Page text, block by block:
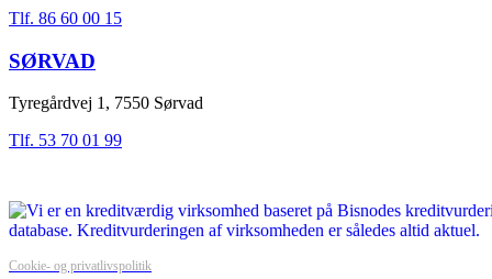
Tlf. 86 60 00 15
SØRVAD
Tyregårdvej 1, 7550 Sørvad
Tlf. 53 70 01 99
Cookie- og privatlivspolitik